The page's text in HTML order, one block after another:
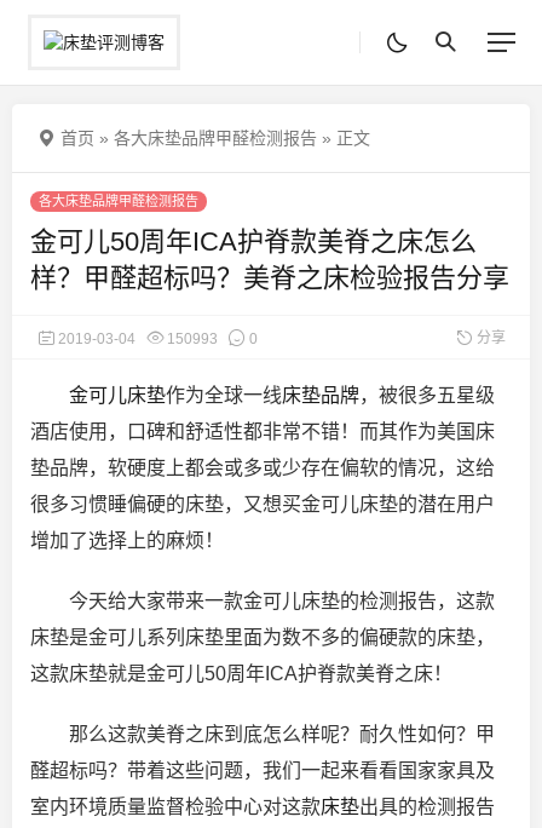
首页 » 各大床垫品牌甲醛检测报告 » 正文
各大床垫品牌甲醛检测报告
金可儿50周年ICA护脊款美脊之床怎么
样？甲醛超标吗？美脊之床检验报告分享
2019-03-04 150993 0 分享
金可儿床垫作为全球一线床垫品牌，被很多五星级
酒店使用，口碑和舒适性都非常不错！而其作为美国床
垫品牌，软硬度上都会或多或少存在偏软的情况，这给
很多习惯睡偏硬的床垫，又想买金可儿床垫的潜在用户
增加了选择上的麻烦！
今天给大家带来一款金可儿床垫的检测报告，这款
床垫是金可儿系列床垫里面为数不多的偏硬款的床垫，
这款床垫就是金可儿50周年ICA护脊款美脊之床！
那么这款美脊之床到底怎么样呢？耐久性如何？甲
醛超标吗？带着这些问题，我们一起来看看国家家具及
室内环境质量监督检验中心对这款床垫出具的检测报告